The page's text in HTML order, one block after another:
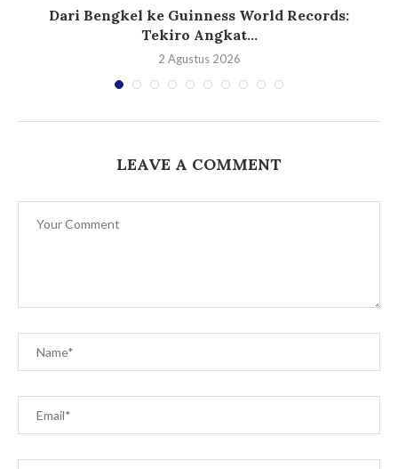
Dari Bengkel ke Guinness World Records:
Tekiro Angkat...
2 Agustus 2026
LEAVE A COMMENT